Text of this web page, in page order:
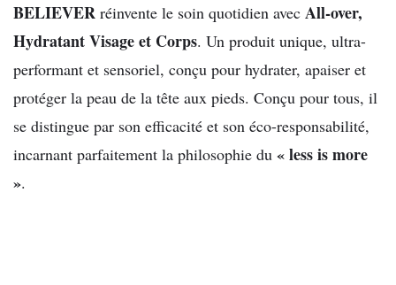
BELIEVER réinvente le soin quotidien avec All-over,
Hydratant Visage et Corps. Un produit unique, ultra-
performant et sensoriel, conçu pour hydrater, apaiser et
protéger la peau de la tête aux pieds. Conçu pour tous, il
se distingue par son efficacité et son éco-responsabilité,
incarnant parfaitement la philosophie du « less is more
».